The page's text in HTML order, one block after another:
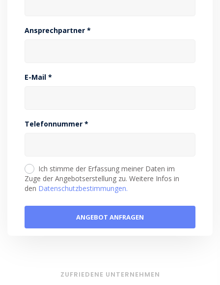
Ansprechpartner *
E-Mail *
Telefonnummer *
Ich stimme der Erfassung meiner Daten im
Zuge der Angebotserstellung zu. Weitere Infos in
den Datenschutzbestimmungen.
ZUFRIEDENE UNTERNEHMEN